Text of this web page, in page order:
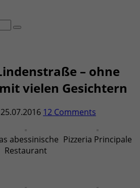
– ohne
vielen Gesichtern
25.07.2016 12 Comments
abessinische
Restaurant
Pizzeria Principale